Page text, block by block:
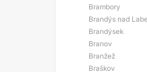
Brambory
Brandýs nad
Brandýsek
Branov
Branžež
Braškov